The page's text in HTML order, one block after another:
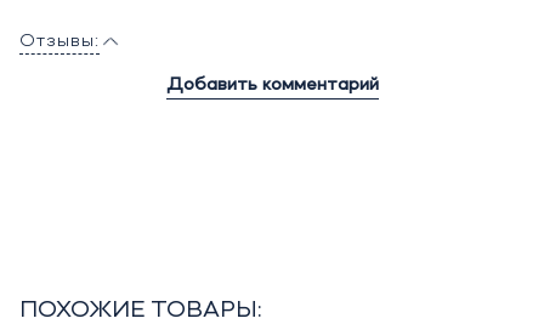
Отзывы:
Добавить комментарий
ПОХОЖИЕ ТОВАРЫ: